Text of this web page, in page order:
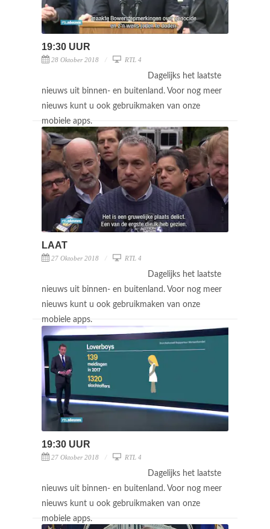
19:30 UUR
28 Oktober 2018 RTL 4
Dagelijks het laatste
nieuws uit binnen- en buitenland. Voor nog meer
nieuws kunt u ook gebruikmaken van onze
mobiele apps.
LAAT
27 Oktober 2018 RTL 4
Dagelijks het laatste
nieuws uit binnen- en buitenland. Voor nog meer
nieuws kunt u ook gebruikmaken van onze
mobiele apps.
19:30 UUR
27 Oktober 2018 RTL 4
Dagelijks het laatste
nieuws uit binnen- en buitenland. Voor nog meer
nieuws kunt u ook gebruikmaken van onze
mobiele apps.